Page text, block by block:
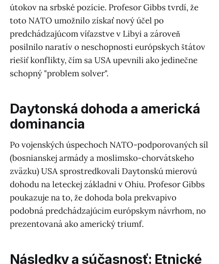
útokov na srbské pozície. Profesor Gibbs tvrdí, že
toto NATO umožnilo získať nový účel po
predchádzajúcom víťazstve v Libyi a zároveň
posilnilo naratív o neschopnosti európskych štátov
riešiť konflikty, čím sa USA upevnili ako jedinečne
schopný "problem solver".
Daytonská dohoda a americká
dominancia
Po vojenských úspechoch NATO-podporovaných síl
(bosnianskej armády a moslimsko-chorvátskeho
zväzku) USA sprostredkovali Daytonskú mierovú
dohodu na leteckej základni v Ohiu. Profesor Gibbs
poukazuje na to, že dohoda bola prekvapivo
podobná predchádzajúcim európskym návrhom, no
prezentovaná ako americký triumf.
Následky a súčasnosť: Etnické